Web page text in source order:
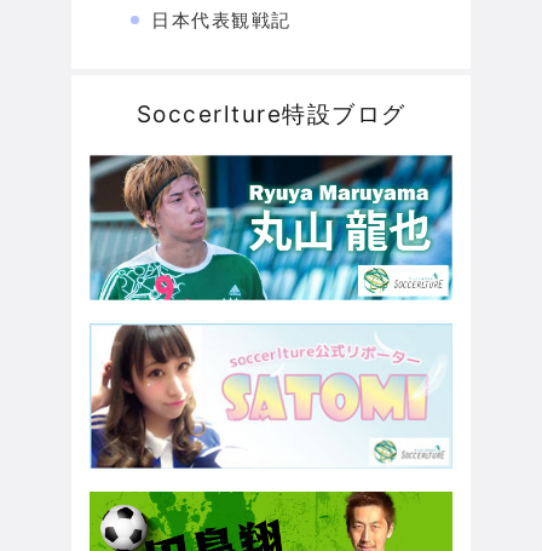
日本代表観戦記
Soccerlture特設ブログ